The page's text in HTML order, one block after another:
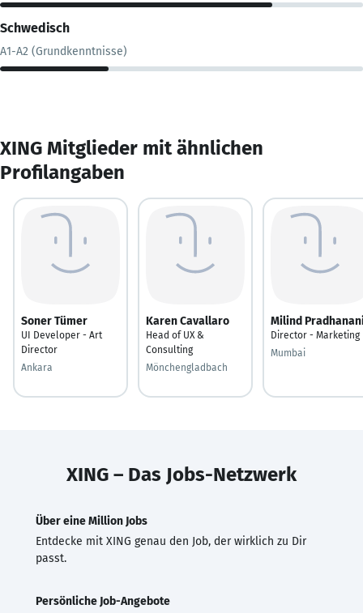
Schwedisch
A1-A2 (Grundkenntnisse)
XING Mitglieder mit ähnlichen
Profilangaben
Soner Tümer
UI Developer - Art
Director
Ankara
Karen Cavallaro
Head of UX &
Consulting
Mönchengladbach
Milind
Director - Marketing
Mumbai
XING – Das Jobs-Netzwerk
Über eine Million Jobs
Entdecke mit XING genau den Job, der wirklich zu Dir
passt.
Persönliche Job-Angebote